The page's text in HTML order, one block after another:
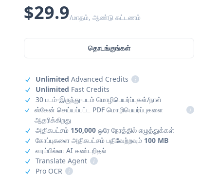
$29.9/மாதம், ஆண்டு கட்டணம்
தொடங்குங்கள்
Unlimited Advanced Credits
i
Unlimited Fast Credits
30 படம்-இருந்து-படம் மொழிபெயர்ப்புகள்/நாள்
ஸ்கேன் செய்யப்பட்ட PDF மொழிபெயர்ப்புகளை
ஆதரிக்கிறது
i
அதிகபட்சம் 150,000 ஒரே நேரத்தில் எழுத்துக்கள்
கோப்புகளை அதிகபட்சம் பதிவேற்றவும் 100 MB
வரம்பில்லா AI கண்டறிதல்
Translate Agent
i
Pro OCR
i